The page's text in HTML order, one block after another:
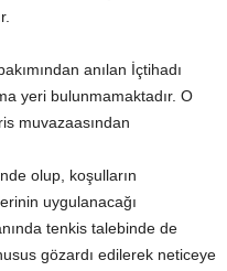
anılan İçtihadı
yeri bulunmamaktadır. O
muvazaasından
olup, koşulların
uygulanacağı
tenkis talebinde de
gözardı edilerek neticeye